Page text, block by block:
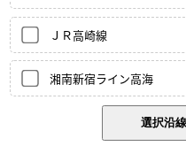
ＪＲ高崎線
湘南新宿ライン高海